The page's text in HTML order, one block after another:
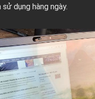
dụng hàng ngày.